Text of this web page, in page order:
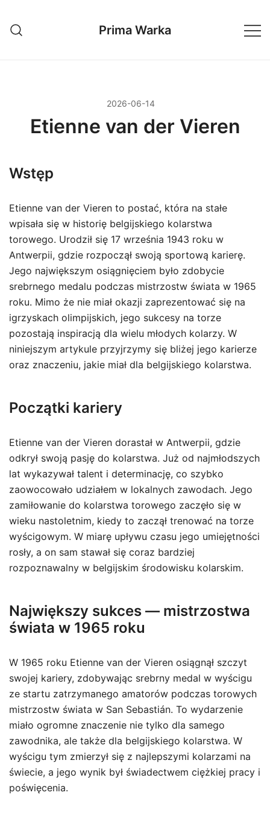
treści
Prima Warka
2026-06-14
Etienne van der Vieren
Wstęp
Etienne van der Vieren to postać, która na stałe
wpisała się w historię belgijskiego kolarstwa
torowego. Urodził się 17 września 1943 roku w
Antwerpii, gdzie rozpoczął swoją sportową karierę.
Jego największym osiągnięciem było zdobycie
srebrnego medalu podczas mistrzostw świata w 1965
roku. Mimo że nie miał okazji zaprezentować się na
igrzyskach olimpijskich, jego sukcesy na torze
pozostają inspiracją dla wielu młodych kolarzy. W
niniejszym artykule przyjrzymy się bliżej jego karierze
oraz znaczeniu, jakie miał dla belgijskiego kolarstwa.
Początki kariery
Etienne van der Vieren dorastał w Antwerpii, gdzie
odkrył swoją pasję do kolarstwa. Już od najmłodszych
lat wykazywał talent i determinację, co szybko
zaowocowało udziałem w lokalnych zawodach. Jego
zamiłowanie do kolarstwa torowego zaczęło się w
wieku nastoletnim, kiedy to zaczął trenować na torze
wyścigowym. W miarę upływu czasu jego umiejętności
rosły, a on sam stawał się coraz bardziej
rozpoznawalny w belgijskim środowisku kolarskim.
Największy sukces — mistrzostwa
świata w 1965 roku
W 1965 roku Etienne van der Vieren osiągnął szczyt
swojej kariery, zdobywając srebrny medal w wyścigu
ze startu zatrzymanego amatorów podczas torowych
mistrzostw świata w San Sebastián. To wydarzenie
miało ogromne znaczenie nie tylko dla samego
zawodnika, ale także dla belgijskiego kolarstwa. W
wyścigu tym zmierzył się z najlepszymi kolarzami na
świecie, a jego wynik był świadectwem ciężkiej pracy i
poświęcenia.